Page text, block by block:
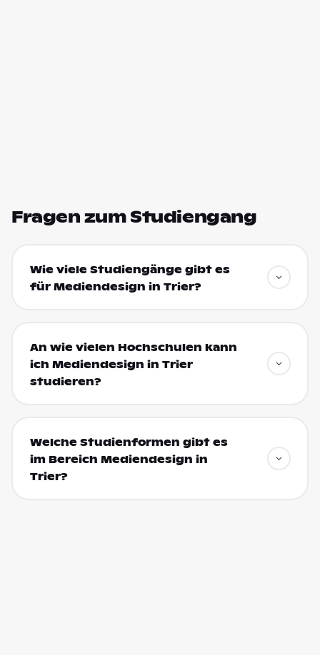
Fragen zum Studiengang
Wie viele Studiengänge gibt es
für Mediendesign in Trier?
An wie vielen Hochschulen kann
ich Mediendesign in Trier
studieren?
Welche Studienformen gibt es
im Bereich Mediendesign in
Trier?